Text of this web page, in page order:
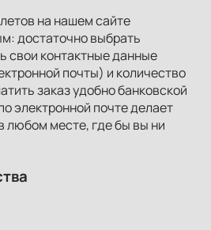
на нашем сайте
достаточно выбрать
свои контактные данные
почты) и количество
заказ удобно банковской
электронной почте делает
любом месте, где бы вы ни